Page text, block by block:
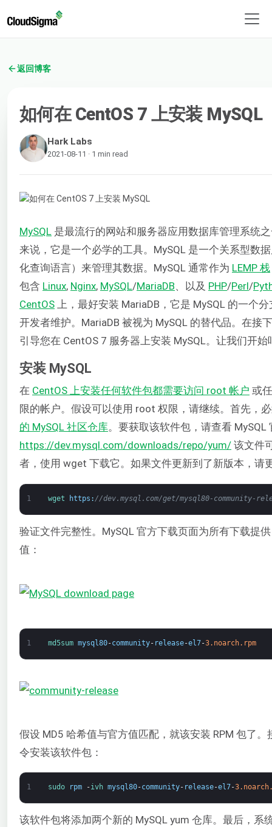
返回博客
如何在 CentOS 7 上安装 MySQL
Hark Labs
2021-08-11 · 1 min read
MySQL 是最流行的网站和服务器应用数据库管理系统
来说，它是一个必学的工具。MySQL 是一个关系型数
化查询语言）来管理其数据。MySQL 通常作为 LEMP 栈
包含 Linux, Nginx, MySQL/MariaDB、以及 PHP/Perl/
CentOS 上，最好安装 MariaDB，它是 MySQL 的一个
开发者维护。MariaDB 被视为 MySQL 的替代品。在接
引导您在 CentOS 7 服务器上安装 MySQL。让我们开始
安装 MySQL
在 CentOS 上安装任何软件包都需要访问 root 帐户 或
限的帐户。假设可以使用 root 权限，请继续。首先，
的 MySQL 社区仓库。要获取该软件包，请查看 MySQL
https://dev.mysql.com/downloads/repo/yum/ 该文件
者，使用 wget 下载它。如果文件更新到了新版本，请
1 wget https : //dev.mysql.com/get/mysql80-community-
验证文件完整性。MySQL 官方下载页面为所有下载提
值：
1 md5sum mysql80-community- release-el7-3.noarch.rpm
假设 MD5 哈希值与官方值匹配，就该安装 RPM 包了
令安装该软件包：
1 sudo rpm -ivh mysql80-community- release-el7-
该软件包将添加两个新的 MySQL yum 仓库。最后，系